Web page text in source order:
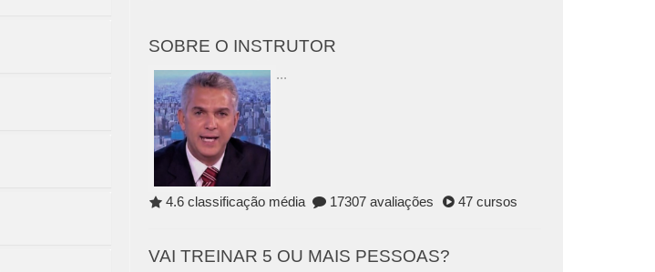
SOBRE O INSTRUTOR
...
4.6 classificação média 17307 avaliações 47 cursos
VAI TREINAR 5 OU MAIS PESSOAS?